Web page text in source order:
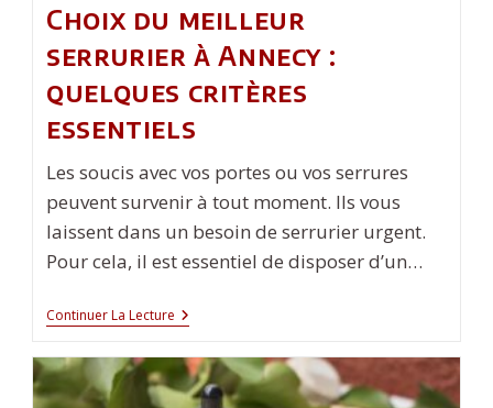
Quelles
Sont
Les
Dernières
Nouveautés
À
Essayer
Absolument
Choix du meilleur
serrurier à Annecy :
quelques critères
essentiels
Les soucis avec vos portes ou vos serrures
peuvent survenir à tout moment. Ils vous
laissent dans un besoin de serrurier urgent.
Pour cela, il est essentiel de disposer d’un…
Continuer La Lecture Choix
Du
Serrurier
À
Annecy :